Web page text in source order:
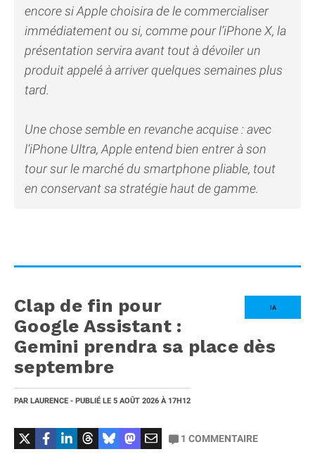
encore si Apple choisira de le commercialiser
immédiatement ou si, comme pour l’iPhone X, la
présentation servira avant tout à dévoiler un
produit appelé à arriver quelques semaines plus
tard.
Une chose semble en revanche acquise : avec
l’iPhone Ultra, Apple entend bien entrer à son
tour sur le marché du smartphone pliable, tout
en conservant sa stratégie haut de gamme.
IA
Clap de fin pour
Google Assistant :
Gemini prendra sa place dès
septembre
PAR LAURENCE - PUBLIÉ LE 5 AOÛT 2026 À 17H12
1 COMMENTAIRE